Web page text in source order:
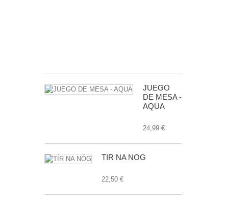
JUEGO
DE MESA -
AQUA
24,99 €
TÍR NA NÓG
22,50 €